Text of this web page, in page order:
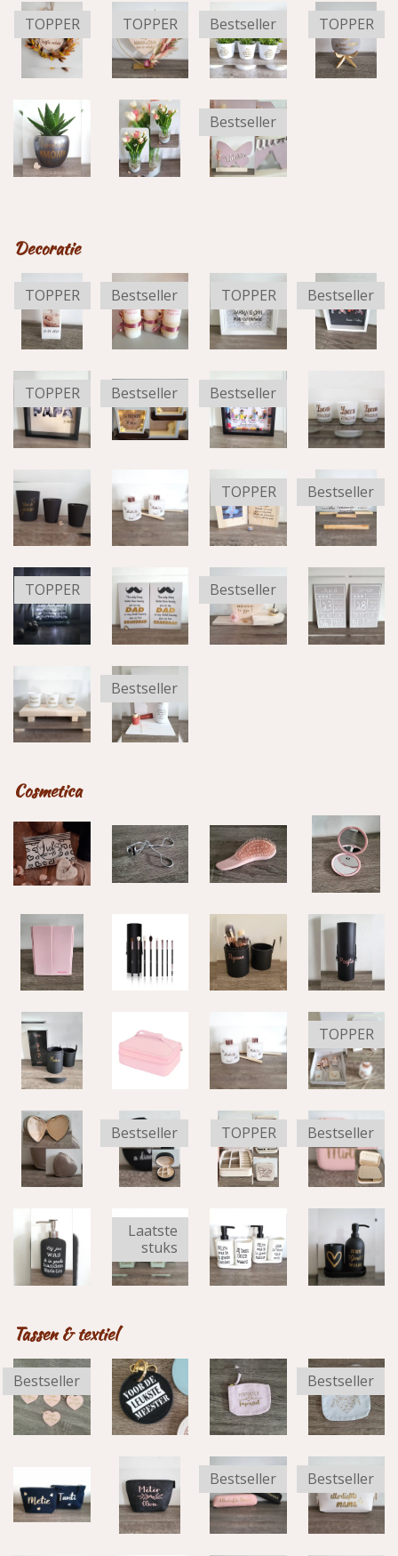
TOPPER TOPPER Bestseller TOPPER
Bestseller
Decoratie
TOPPER Bestseller TOPPER Bestseller
TOPPER Bestseller Bestseller
TOPPER Bestseller
TOPPER Bestseller
Bestseller
Cosmetica
TOPPER
Bestseller TOPPER Bestseller
Laatste
stuks
Tassen & textiel
Bestseller Bestseller
Bestseller Bestseller